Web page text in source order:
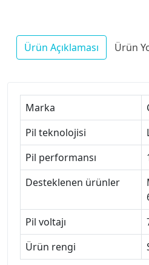
Ürün Açıklaması Ürün
Marka
Pil teknolojisi
Pil performansı
Desteklenen ürünler
Pil voltajı
Ürün rengi